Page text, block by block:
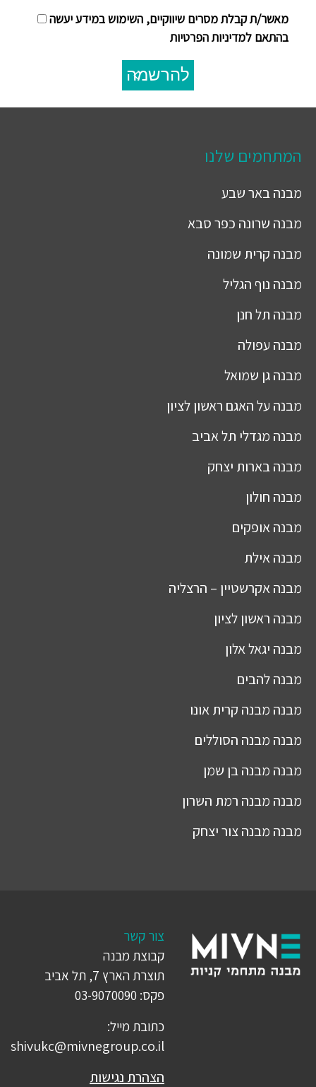
מאשר/ת קבלת מסרים שיווקיים, השימוש במידע יעשה
בהתאם למדיניות הפרטיות
להרשמה
המתחמים שלנו
מבנהבאר שבע
מבנה שרונה כפר סבא
מבנה קרית שמונה
מבנה נוף הגליל
מבנה תל חנן
מבנה עפולה
מבנהגן שמואל
מבנה על האגם ראשון לציון
מבנה מגדלי תל אביב
מבנהבארות יצחק
מבנה חולון
מבנהאופקים
מבנהאילת
מבנהאקרשטיין – הרצליה
מבנה ראשון לציון
מבנה יגאל אלון
מבנהלהבים
מבנה מבנה קרית אונו
מבנה מבנה הסוללים
מבנה מבנה בן שמן
מבנה מבנה רמת השרון
מבנה מבנה צור יצחק
צור קשר
קבוצת מבנה
תוצרת הארץ 7, תל אביב
פקס: 03-9070090
כתובת מייל:
shivukc@mivnegroup.co.il
הצהרת נגישות